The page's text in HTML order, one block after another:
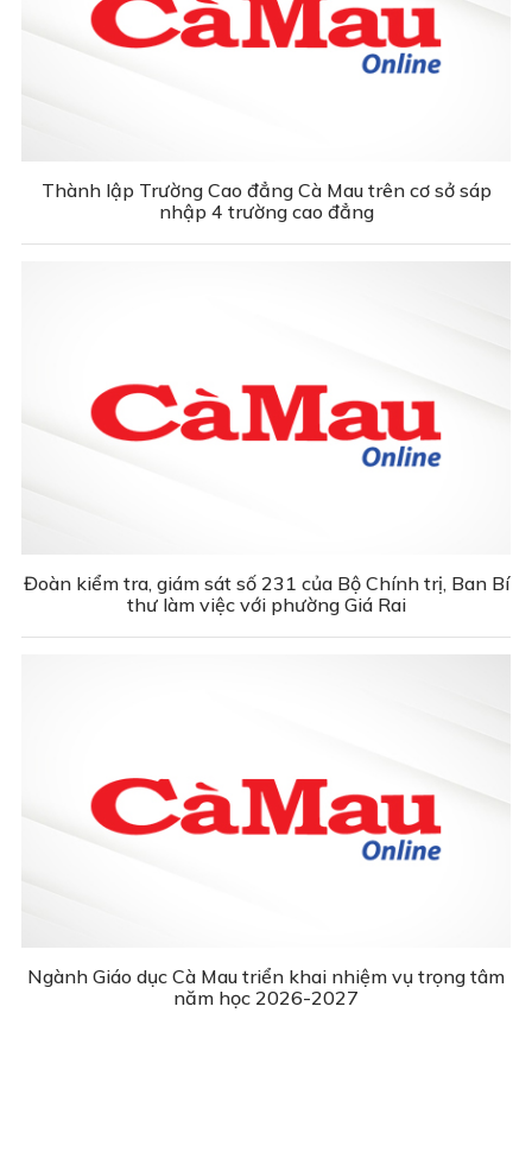
Thành lập Trường Cao đẳng Cà Mau trên cơ sở sáp
nhập 4 trường cao đẳng
Đoàn kiểm tra, giám sát số 231 của Bộ Chính trị, Ban Bí
thư làm việc với phường Giá Rai
Ngành Giáo dục Cà Mau triển khai nhiệm vụ trọng tâm
năm học 2026-2027